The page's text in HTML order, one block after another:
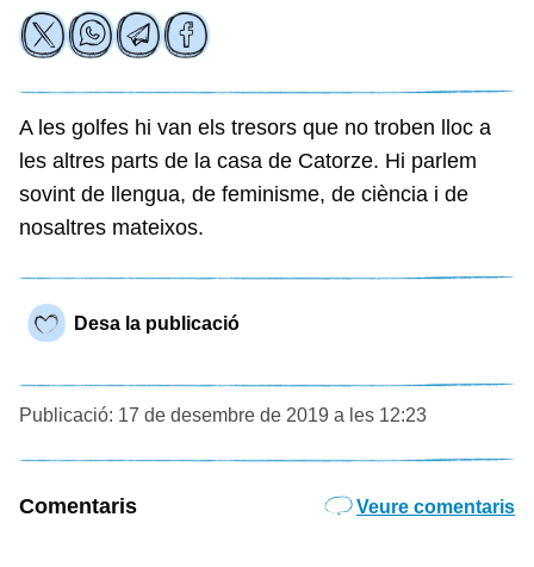
A les golfes hi van els tresors que no troben lloc a
les altres parts de la casa de Catorze. Hi parlem
sovint de llengua, de feminisme, de ciència i de
nosaltres mateixos.
Desa la publicació
Publicació: 17 de desembre de 2019 a les 12:23
Comentaris Veure comentaris